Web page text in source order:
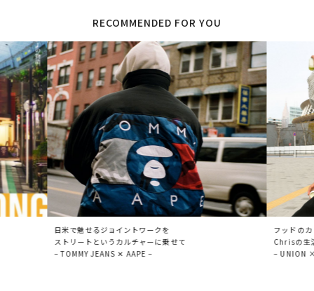
RECOMMENDED FOR YOU
日米で魅せるジョイントワークを
ストリートというカルチャーに乗せて
– TOMMY JEANS ✕ AAPE –
フッドの
Chrisの生
– UNION